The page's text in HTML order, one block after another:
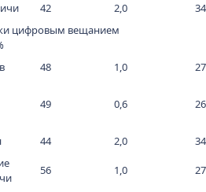
42 2,0
34
цифровым вещанием
48 1,0 27
49 0,6 26
44 2,0 34
56 1,0 27